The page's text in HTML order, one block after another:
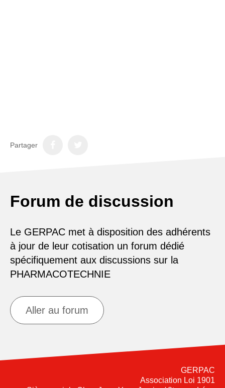
Partager
Forum de discussion
Le GERPAC met à disposition des adhérents
à jour de leur cotisation un forum dédié
spécifiquement aux discussions sur la
PHARMACOTECHNIE
Aller au forum
GERPAC
Association Loi 1901